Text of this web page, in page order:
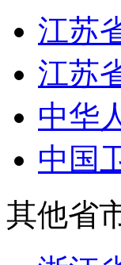
江苏
江苏
中华
中国
其他省